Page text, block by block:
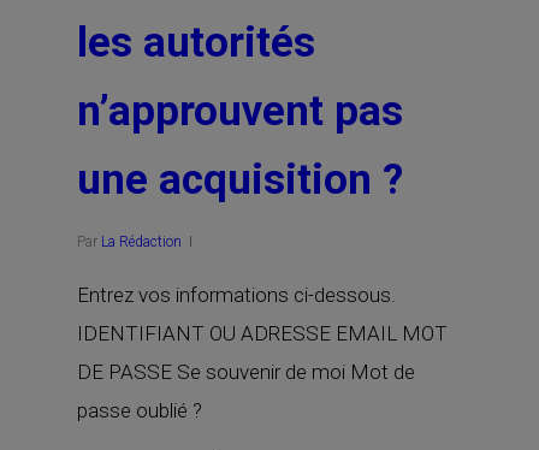
les autorités
n’approuvent pas
une acquisition ?
Par La Rédaction
Entrez vos informations ci-dessous.
IDENTIFIANT OU ADRESSE EMAIL MOT
DE PASSE Se souvenir de moi Mot de
passe oublié ?